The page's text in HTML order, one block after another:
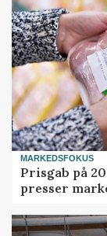
MARKEDSFOKUS
Prisgab på
presser